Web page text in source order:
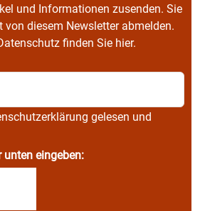
und Informationen zusenden. Sie
von diesem Newsletter abmelden.
finden Sie hier.
gelesen und
unten eingeben: